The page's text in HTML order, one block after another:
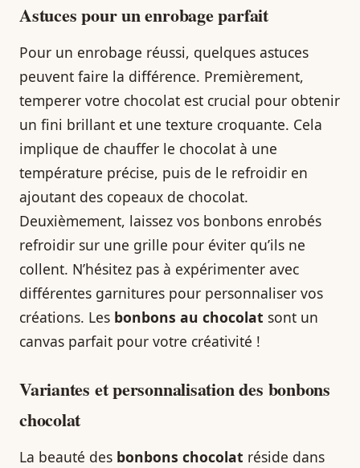
Astuces pour un enrobage parfait
Pour un enrobage réussi, quelques astuces
peuvent faire la différence. Premièrement,
temperer votre chocolat est crucial pour obtenir
un fini brillant et une texture croquante. Cela
implique de chauffer le chocolat à une
température précise, puis de le refroidir en
ajoutant des copeaux de chocolat.
Deuxièmement, laissez vos bonbons enrobés
refroidir sur une grille pour éviter qu’ils ne
collent. N’hésitez pas à expérimenter avec
différentes garnitures pour personnaliser vos
créations. Les bonbons au chocolat sont un
canvas parfait pour votre créativité !
Variantes et personnalisation des bonbons
chocolat
La beauté des bonbons chocolat réside dans